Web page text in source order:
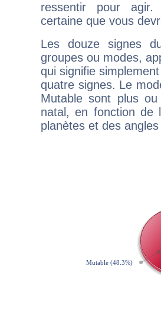
ressentir pour agir.
certaine que vous
Les douze signes
groupes ou modes,
qui signifie
quatre signes. Le
Mutable sont plus
natal, en fonction de
planètes et des